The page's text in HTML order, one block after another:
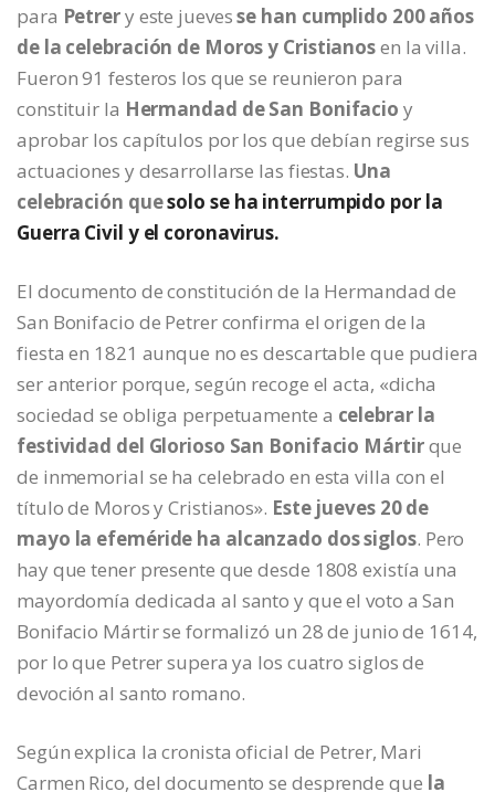
para Petrery este juevesse han cumplido 200 años
de la celebración de Moros y Cristianosen la villa.
Fueron 91 festeros los que se reunieron para
constituir la Hermandad de San Bonifacio y
aprobar los capítulos por los que debían regirse sus
actuaciones y desarrollarse las fiestas. Una
celebración quesolo se ha interrumpido por la
Guerra Civil y el coronavirus.
El documento de constitución de la Hermandad de
San Bonifacio de Petrer confirma el origen de la
fiesta en 1821 aunque no es descartable que pudiera
ser anterior porque, según recoge el acta, «dicha
sociedad se obliga perpetuamente a celebrar la
festividad del Glorioso San Bonifacio Mártirque
de inmemorial se ha celebrado en esta villa con el
título de Moros y Cristianos». Este jueves 20 de
mayo la efeméride ha alcanzado dos siglos. Pero
hay que tener presente que desde 1808 existía una
mayordomía dedicada al santo y que el voto a San
Bonifacio Mártir se formalizó un 28 de junio de 1614,
por lo que Petrer supera ya los cuatro siglos de
devoción al santo romano.
Según explica la cronista oficial de Petrer, Mari
Carmen Rico, del documento se desprende que la